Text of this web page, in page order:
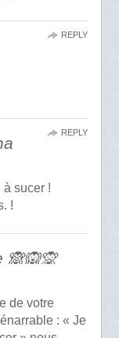
REPLY
sucer !
!
REPLY
🙈🙉🙊
de votre
: « Je